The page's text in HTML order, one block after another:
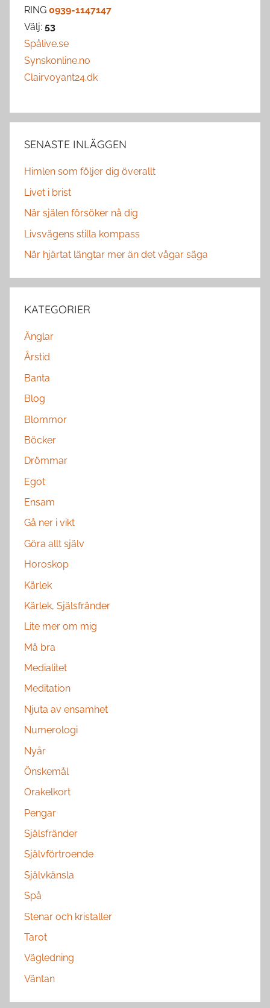
RING 0939-1147147
Välj: 53
Spålive.se
Synskonline.no
Clairvoyant24.dk
SENASTE INLÄGGEN
Himlen som följer dig överallt
Livet i brist
När själen försöker nå dig
Livsvägens stilla kompass
När hjärtat längtar mer än det vågar säga
KATEGORIER
Änglar
Årstid
Banta
Blog
Blommor
Böcker
Drömmar
Egot
Ensam
Gå ner i vikt
Göra allt själv
Horoskop
Kärlek
Kärlek, Själsfränder
Lite mer om mig
Må bra
Medialitet
Meditation
Njuta av ensamhet
Numerologi
Nyår
Önskemål
Orakelkort
Pengar
Själsfränder
Självförtroende
Självkänsla
Spå
Stenar och kristaller
Tarot
Vägledning
Väntan